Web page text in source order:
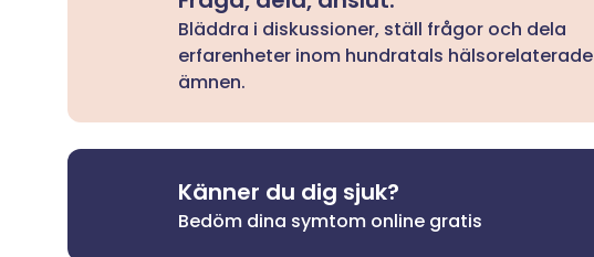
Bläddra i diskussioner, ställ frågor och dela
erfarenheter inom hundratals hälsorelaterade
ämnen.
Känner du dig sjuk?
Bedöm dina symtom online gratis